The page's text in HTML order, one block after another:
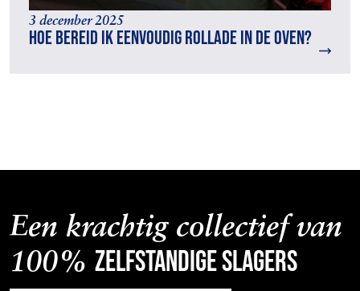
3 december 2025
Hoe bereid ik eenvoudig rollade in de oven?
Een krachtig collectief van
100% zelfstandige slagers